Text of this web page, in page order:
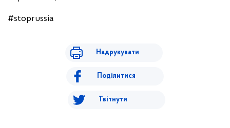
#stoprussia
Надрукувати
Поділитися
Твітнути